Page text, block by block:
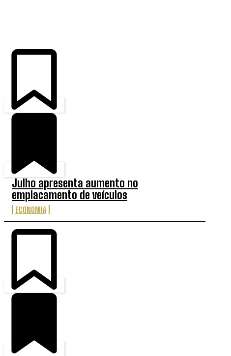
Julho apresenta aumento no
emplacamento de veículos
ECONOMIA